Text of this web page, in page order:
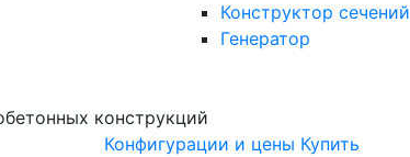
Конструктор сечений
Генератор
конструкций
Конфигурации и цены Купить